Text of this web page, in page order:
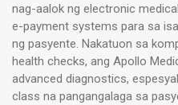
nag-aalok ng electronic
e-payment systems para sa
ng pasyente. Nakatuon sa
health checks, ang Apollo
advanced diagnostics,
class na pangangalaga sa